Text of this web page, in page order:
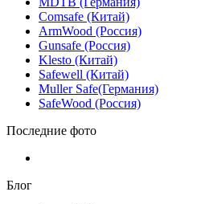
Comsafe (Китай)
ArmWood (Россия)
Gunsafe (Россия)
Klesto (Китай)
Safewell (Китай)
Muller Safe(Германия)
SafeWood (Россия)
Последние фото
Блог